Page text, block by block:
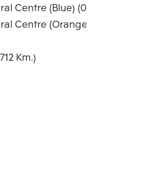
Centre (Blue) (0.355 Km.)
Centre (Orange) (0.653
Km.)